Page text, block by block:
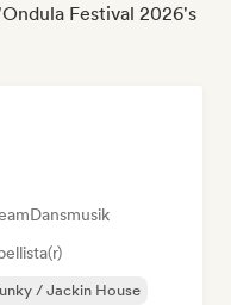
Festival 2026's
Dansmusik
/ Jackin House